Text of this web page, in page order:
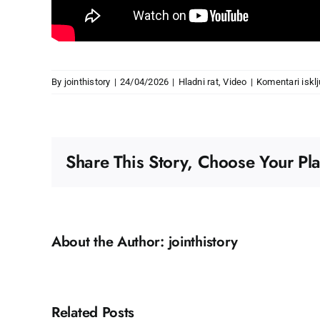
By jointhistory | 24/04/2026 | Hladni rat,Video | Komentari
Share This Story, Choose Your
About the Author: jointhistory
Related Posts